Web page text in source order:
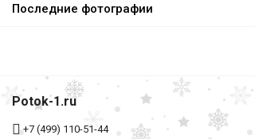
Последние фотографии
Potok-1.ru
+7 (499) 110-51-44